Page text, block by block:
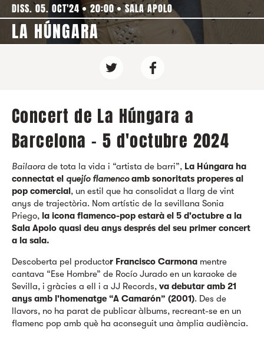
DISS. 05. OCT'24 20:00 SALA APOLO
LA HÚNGARA
Concert de La Húngara a
Barcelona - 5 d'octubre 2024
Bailaora de tota la vida i “artista de barri”, La Húngara ha
connectat el quejío flamencoamb sonoritats properes al
pop comercial, un estil que ha consolidat a llarg de vint
anys de trajectòria. Nom artístic de la sevillana Sonia
Priego, la icona flamenco-pop estarà el 5 d'octubre a la
Sala Apolo quasi deu anys després del seu primer concert
a la sala.
Descoberta pel productor Francisco Carmona mentre
cantava “Ese Hombre” de Rocío Jurado en un karaoke de
Sevilla, i gràcies a ell i a JJ Records, va debutar amb 21
anys amb l'homenatge “A Camarón” (2001). Des de
llavors, no ha parat de publicar àlbums, recreant-se en un
flamenc pop amb què ha aconseguit una àmplia audiència.